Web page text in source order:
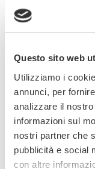
Questo sito web
Utilizziamo i
annunci, per
analizzare il
informazioni sul
nostri partner che
pubblicità e social
con altre
senza
aromatizzanti
Con
Senza
Senza
Alimento
Codice articolo: